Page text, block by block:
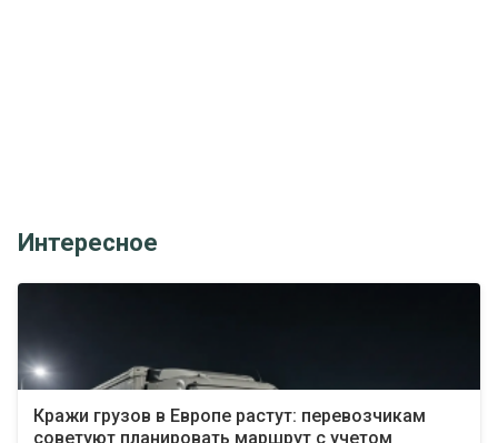
Интересное
Кражи грузов в Европе растут: перевозчикам
советуют планировать маршрут с учетом